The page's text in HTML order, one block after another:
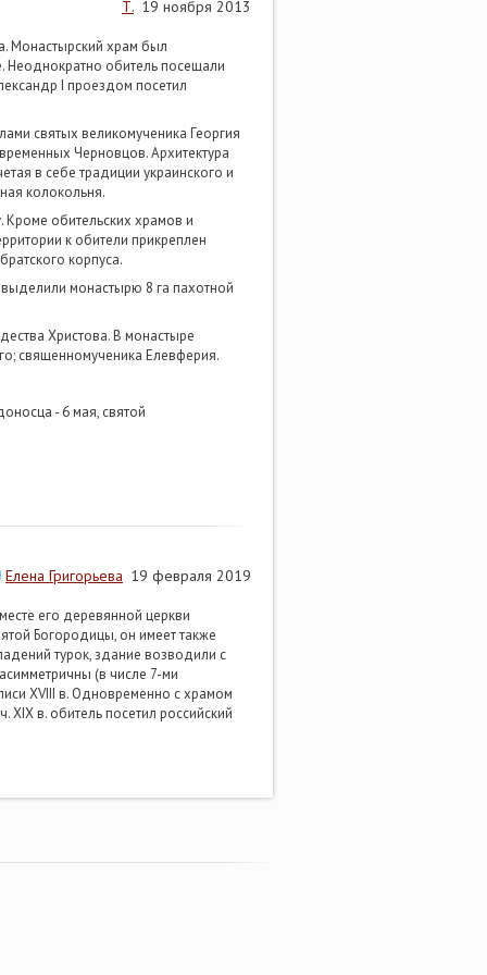
Т. 19 ноября 2013
Монастырский храм был
Неоднократно обитель посещали
I проездом посетил
святых великомученика Георгия
Черновцов. Архитектура
в себе традиции украинского и
колокольня.
обительских храмов и
к обители прикреплен
корпуса.
монастырю 8 га пахотной
Христова. В монастыре
священномученика Елевферия.
- 6 мая, святой
Елена Григорьева 19 февраля 2019
его деревянной церкви
Богородицы, он имеет также
турок, здание возводили с
(в числе 7-ми
XVIII в. Одновременно с храмом
XIХ в. обитель посетил российский